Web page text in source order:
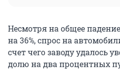
Несмотря на общее
на 36%, спрос на
счет чего заводу удалось
долю на два процентных